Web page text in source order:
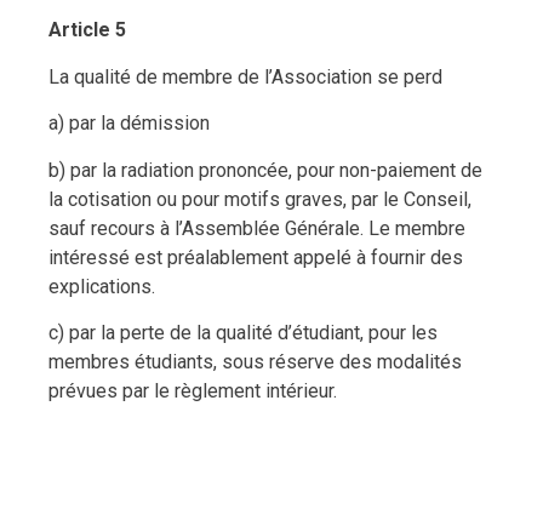
Article 5
La qualité de membre de l’Association se perd
a) par la démission
b) par la radiation prononcée, pour non-paiement de
la cotisation ou pour motifs graves, par le Conseil,
sauf recours à l’Assemblée Générale. Le membre
intéressé est préalablement appelé à fournir des
explications.
c) par la perte de la qualité d’étudiant, pour les
membres étudiants, sous réserve des modalités
prévues par le règlement intérieur.